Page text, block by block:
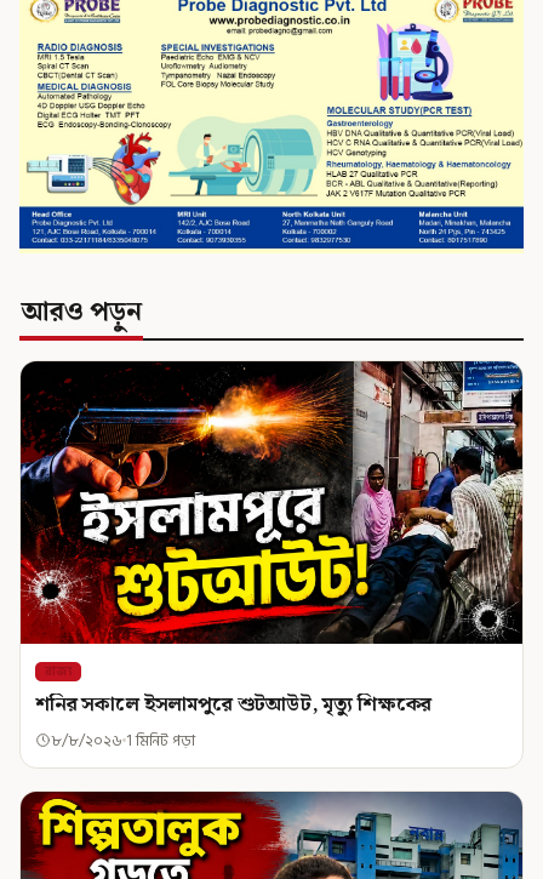
আরও পড়ুন
রাজ্য
শনির সকালে ইসলামপুরে শুটআউট, মৃত্যু শিক্ষকের
৮/৮/২০২৬ 1 মিনিট পড়া